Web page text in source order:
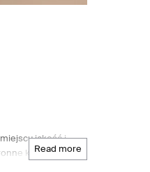
read more
jakość i
kolekcje na